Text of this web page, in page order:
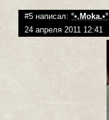
#5 написал: °•.Moka.•°
24 апреля 2011 12:41